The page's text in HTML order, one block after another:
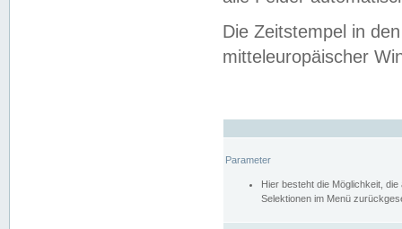
Die Zeitstempel in
mitteleuropäischer
Parameter
Hier besteht die Möglichkeit,
Selektionen im Menü